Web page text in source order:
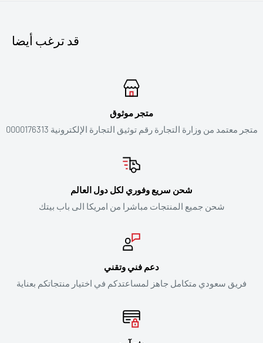
قد ترغب أيضا
متجر موثوق
متجر معتمد من وزارة التجارة رقم توثيق التجارة الإلكترونية 0000176313
شحن سريع وفوري لكل دول العالم
شحن جميع المنتجات مباشرا من امريكا الى باب بيتك
دعم فني وتقني
فريق سعودي متكامل جاهز لمساعتدكم في اختيار منتجاتكم بعناية